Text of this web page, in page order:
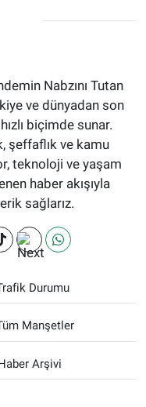
Nabzını Tutan
ve dünyadan son
biçimde sunar.
şeffaflık ve kamu
teknoloji ve yaşam
haber akışıyla
sağlarız.
Durumu
Manşetler
Arşivi